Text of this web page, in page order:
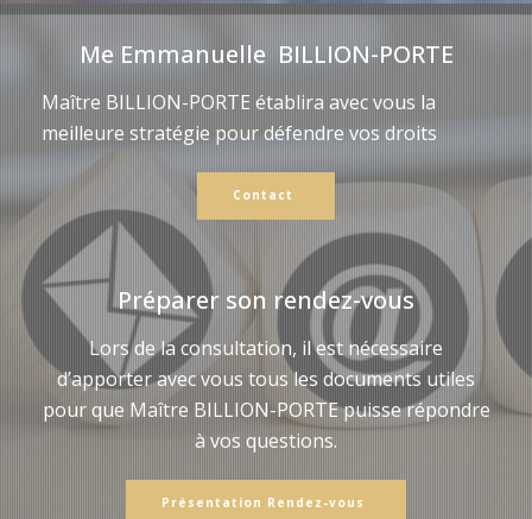
Me Emmanuelle BILLION-PORTE
Maître BILLION-PORTE établira avec vous la
meilleure stratégie pour défendre vos droits
Contact
Préparer son rendez-vous
Lors de la consultation, il est nécessaire
d’apporter avec vous tous les documents utiles
pour que Maître BILLION-PORTE puisse répondre
à vos questions.
Présentation Rendez-vous